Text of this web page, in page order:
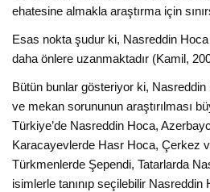
ehatesine almakla araştırma için
Esas nokta şudur ki, Nasreddin
daha önlere uzanmaktadır (Kamil,
Bütün bunlar gösteriyor ki,
ve mekan sorununun araştırılması
Türkiye’de Nasreddin Hoca,
Karacayevlerde Hasr Hoca, Çerkez
Türkmenlerde Şependi, Tatarlarda
isimlerle tanınıp seçilebilir Nasreddin